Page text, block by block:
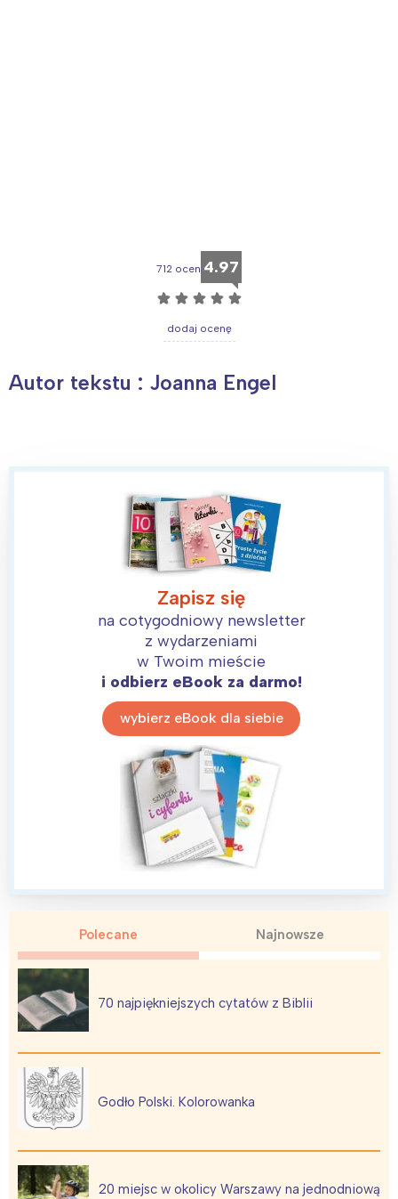
712 ocen 4.97
☆ ☆ ☆ ☆ ☆
dodaj ocenę
Autor tekstu : Joanna Engel
Zapisz się
na cotygodniowy newsletter
z wydarzeniami
w Twoim mieście
i odbierz eBook za darmo!
wybierz eBook dla siebie
Polecane Najnowsze
70 najpiękniejszych cytatów z Biblii
Godło Polski. Kolorowanka
20 miejsc w okolicy Warszawy na jednodniową